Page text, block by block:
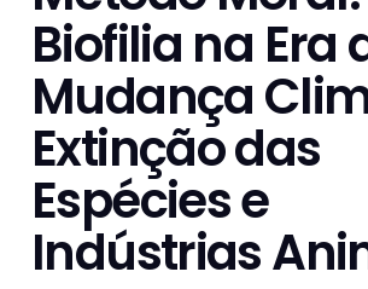
Biofilia na Era
Mudança
Extinção das
Espécies e
Indústrias